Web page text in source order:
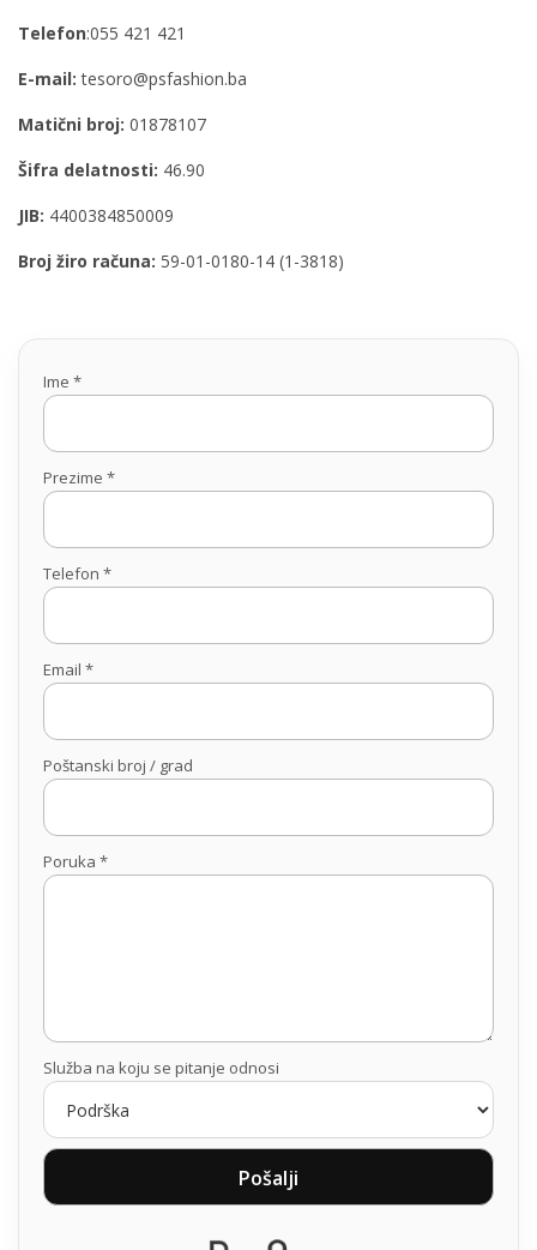
Telefon:055 421 421
E-mail: tesoro@psfashion.ba
Matični broj: 01878107
Šifra delatnosti: 46.90
JIB: 4400384850009
Broj žiro računa: 59-01-0180-14 (1-3818)
Ime *
Prezime *
Telefon *
Email *
Poštanski broj / grad
Poruka *
Služba na koju se pitanje odnosi
Pošalji